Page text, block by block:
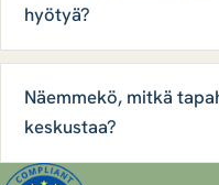
hyötyä?
Näemmekö, mitkä
keskustaa?